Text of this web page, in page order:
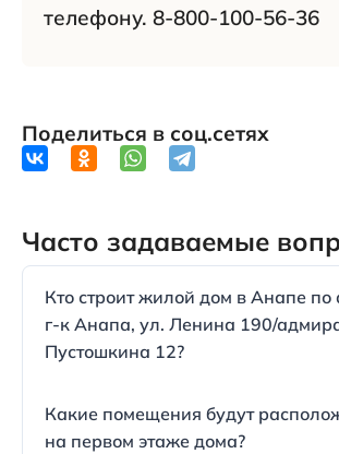
телефону. 8-800-100-56-36
Поделиться в соц.сетях
Часто задаваемые
Кто строит жилой дом в Анапе по
г-к Анапа, ул. Ленина 190/
Пустошкина 12?
дом".
Какие помещения будут
на первом этаже дома?